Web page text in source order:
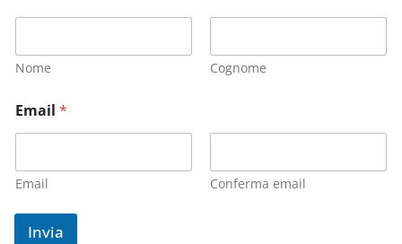
Nome Cognome
Email *
Email Conferma email
Invia